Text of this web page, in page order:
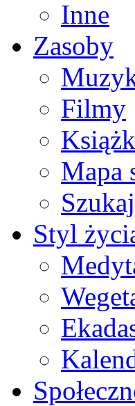
Inne
Zasoby
Filmy
Mapa
Szukaj
Styl